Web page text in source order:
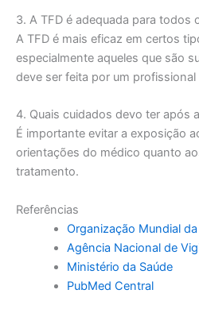
3. A TFD é adequada para todos
A TFD é mais eficaz em certos
especialmente aqueles que são
deve ser feita por um profissional
4. Quais cuidados devo ter após
É importante evitar a exposição
orientações do médico quanto
tratamento.
Referências
Organização Mundial
Agência Nacional de
Ministério da Saúde
PubMed Central